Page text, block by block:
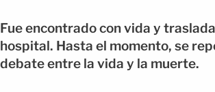
Fue encontrado con vida y
hospital. Hasta el momento, se
debate entre la vida y la muerte.